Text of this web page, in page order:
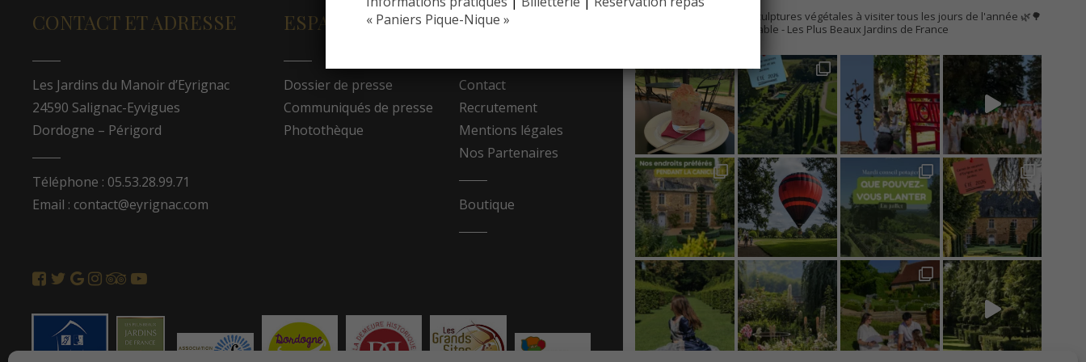
CONTACT ET ADRESSE
Les Jardins du Manoir d’Eyrignac
24590 Salignac-Eyvigues
Dordogne – Périgord
Téléphone : 05.53.28.99.71
Email : contact@eyrignac.com
ESPACE PRESSE
Dossier de presse
Communiqués de presse
Photothèque
Contact
Recrutement
Mentions légales
Nos Partenaires
Boutique
10 hectares de sculptures végétales à visiter tous les jours de l'année 🌿🌳
- Jardin Remarquable- Les Plus Beaux Jardins de France
« Paniers Pique-Nique »